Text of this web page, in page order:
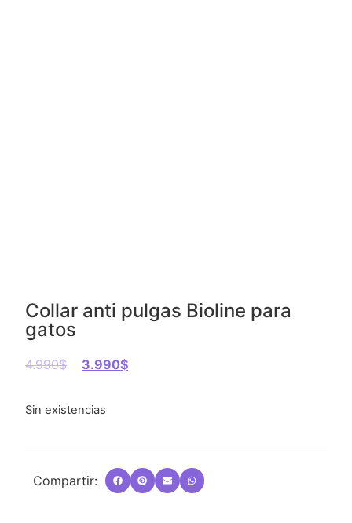
Collar anti pulgas Bioline para
gatos
4.990$ 3.990$
Sin existencias
Compartir: